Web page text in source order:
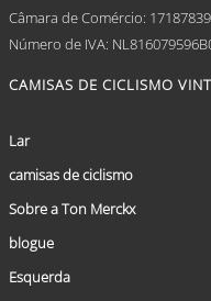
Câmara de Comércio: 17187839
Número de IVA:
CAMISAS DE CICLISMO
Lar
camisas de ciclismo
Sobre a Ton Merckx
blogue
Esquerda